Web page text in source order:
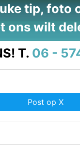
tip, foto
ons wilt
T. 06 -
Post op X